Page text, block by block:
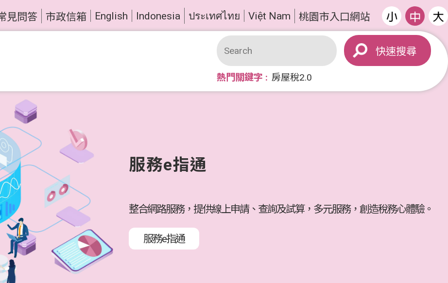
見問答 市政信箱 English Indonesia ประเทศไทย Việt Nam 桃園市入口網站
搜尋
熱門關鍵字 房屋稅2.0
服務e指通
整合網路服務，提供線上申請、查詢及試算，多元服務，創造稅務心體驗。
服務e指通